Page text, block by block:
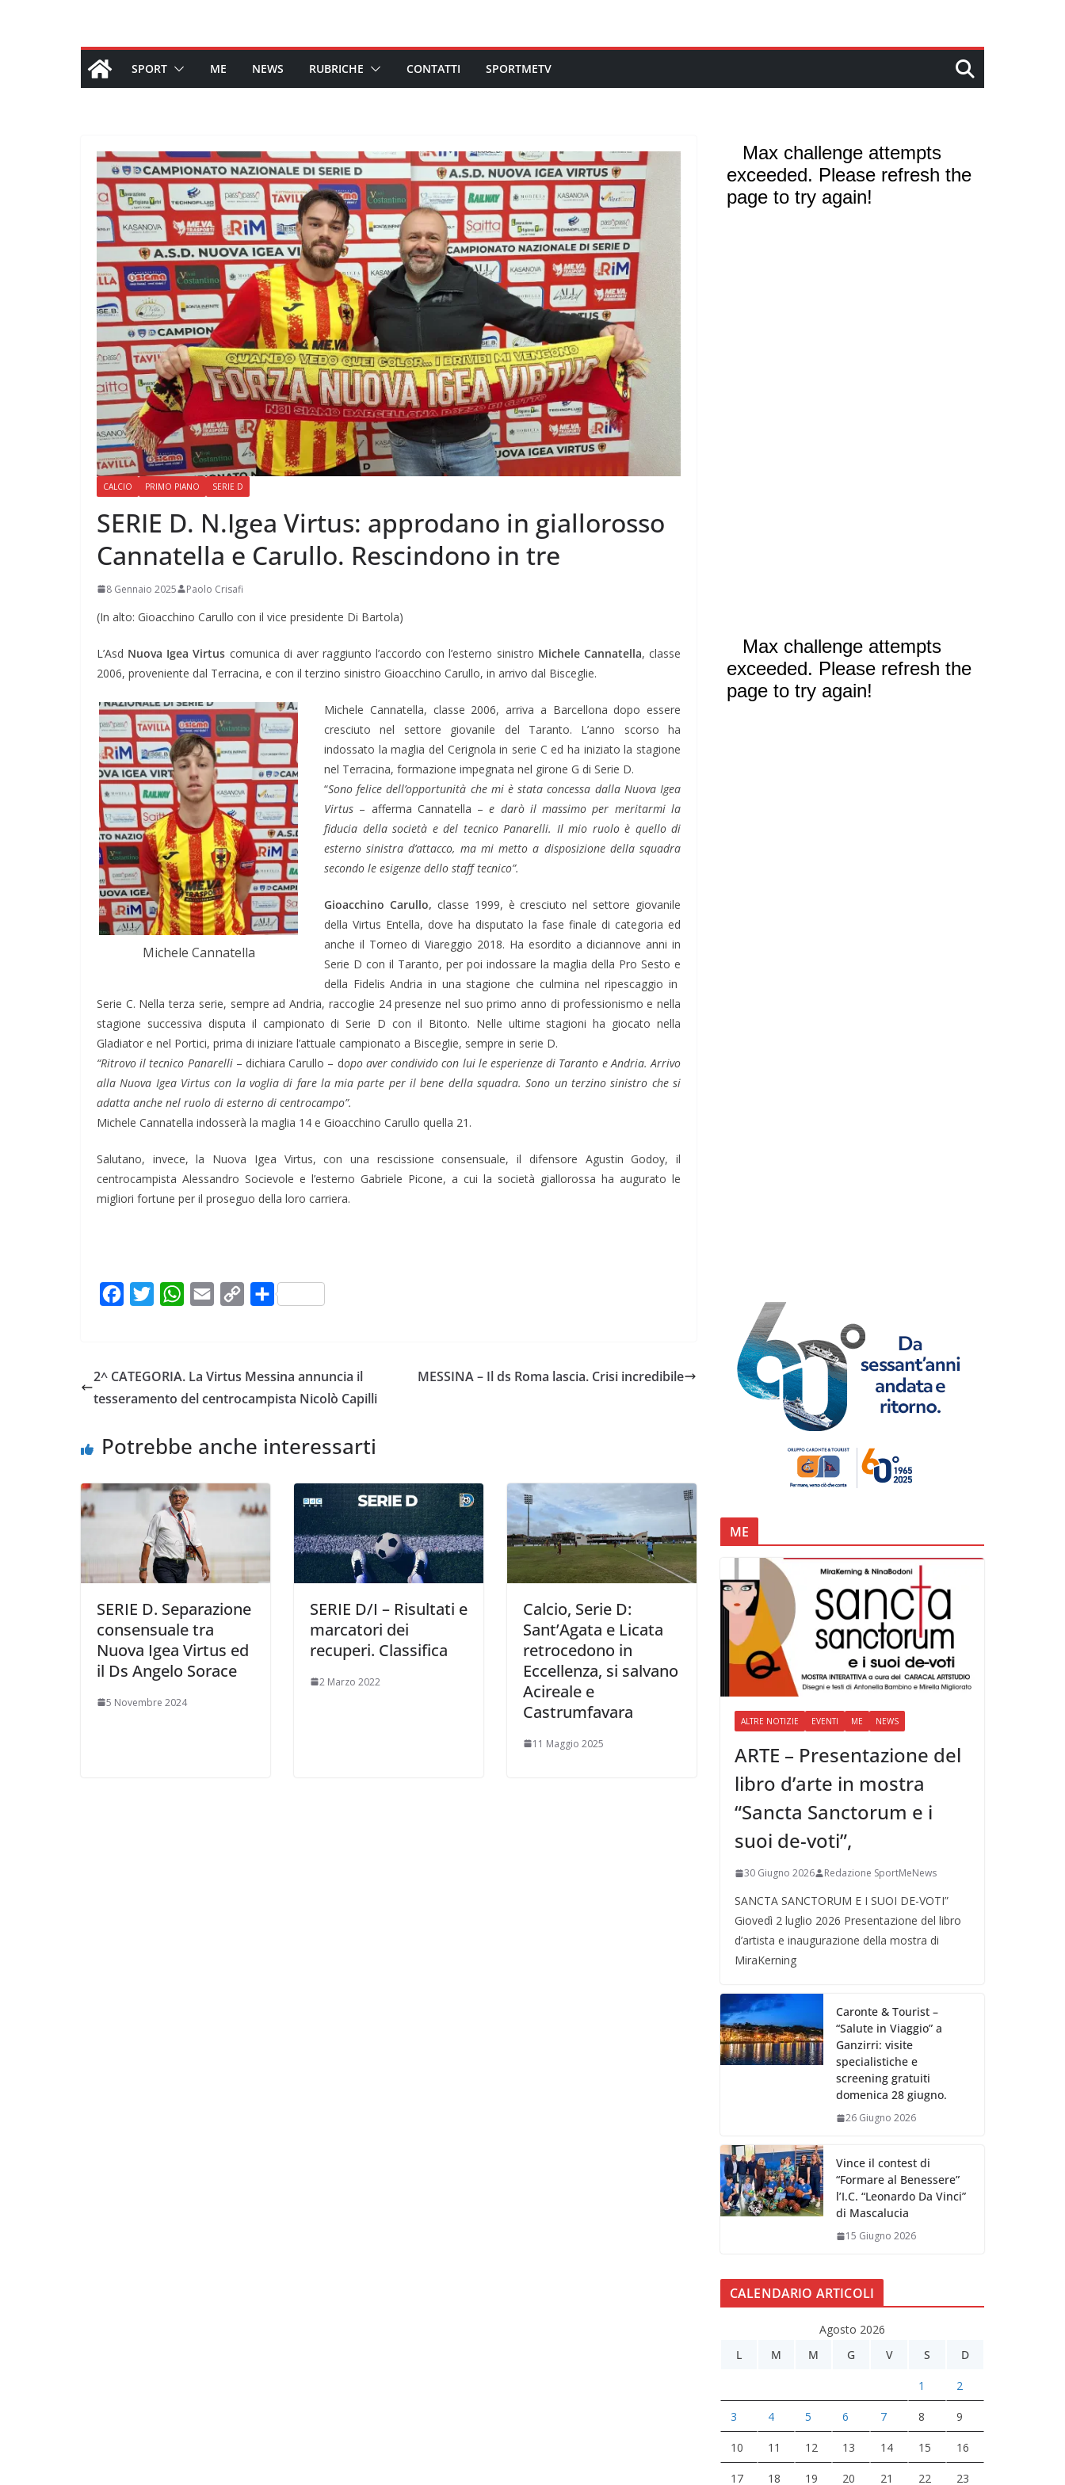
SPORT ME NEWS RUBRICHE CONTATTI SPORTMETV
CALCIO PRIMO PIANO SERIE D
SERIE D. N.Igea Virtus: approdano in giallorosso
Cannatella e Carullo. Rescindono in tre
8 Gennaio 2025 Paolo Crisafi
(In alto: Gioacchino Carullo con il vice presidente Di Bartola)
L’Asd Nuova Igea Virtus comunica di aver raggiunto l’accordo con l’esterno sinistro Michele Cannatella, classe
2006, proveniente dal Terracina, e con il terzino sinistro Gioacchino Carullo, in arrivo dal Bisceglie.
Michele Cannatella
Michele Cannatella, classe 2006, arriva a Barcellona dopo essere
cresciuto nel settore giovanile del Taranto. L’anno scorso ha
indossato la maglia del Cerignola in serie C ed ha iniziato la stagione
nel Terracina, formazione impegnata nel girone G di Serie D.
“Sono felice dell’opportunità che mi è stata concessa dalla Nuova Igea
Virtus – afferma Cannatella –e darò il massimo per meritarmi la
fiducia della società e del tecnico Panarelli. Il mio ruolo è quello di
esterno sinistra d’attacco, ma mi metto a disposizione della squadra
secondo le esigenze dello staff tecnico”.
Gioacchino Carullo, classe 1999, è cresciuto nel settore giovanile
della Virtus Entella, dove ha disputato la fase finale di categoria ed
anche il Torneo di Viareggio 2018. Ha esordito a diciannove anni in
Serie D con il Taranto, per poi indossare la maglia della Pro Sesto e
della Fidelis Andria in una stagione che culmina nel ripescaggio in
Serie C. Nella terza serie, sempre ad Andria, raccoglie 24 presenze nel suo primo anno di professionismo e nella
stagione successiva disputa il campionato di Serie D con il Bitonto. Nelle ultime stagioni ha giocato nella
Gladiator e nel Portici, prima di iniziare l’attuale campionato a Bisceglie, sempre in serie D.
“Ritrovo il tecnico Panarelli– dichiara Carullo – dopo aver condivido con lui le esperienze di Taranto e Andria. Arrivo
alla Nuova Igea Virtus con la voglia di fare la mia parte per il bene della squadra. Sono un terzino sinistro che si
adatta anche nel ruolo di esterno di centrocampo”.
Michele Cannatella indosserà la maglia 14 e Gioacchino Carullo quella 21.
Salutano, invece, la Nuova Igea Virtus, con una rescissione consensuale, il difensore Agustin Godoy, il
centrocampista Alessandro Socievole e l’esterno Gabriele Picone, a cui la società giallorossa ha augurato le
migliori fortune per il proseguo della loro carriera.
o
r
W
s
C
2^ CATEGORIA. La Virtus Messina annuncia il
tesseramento del centrocampista Nicolò Capilli
MESSINA – Il ds Roma lascia. Crisi incredibile
Potrebbe anche interessarti
SERIE D. Separazione
consensuale tra
Nuova Igea Virtus ed
il Ds Angelo Sorace
5 Novembre 2024
SERIE D/I – Risultati e
marcatori dei
recuperi. Classifica
2 Marzo 2022
Calcio, Serie D:
Sant’Agata e Licata
retrocedono in
Eccellenza, si salvano
Acireale e
Castrumfavara
11 Maggio 2025
ME
ALTRE NOTIZIE EVENTI ME NEWS
ARTE – Presentazione del
libro d’arte in mostra
“Sancta Sanctorum e i
suoi de-voti”,
30 Giugno 2026 Redazione SportMeNews
SANCTA SANCTORUM E I SUOI DE-VOTI”
Giovedì 2 luglio 2026 Presentazione del libro
d’artista e inaugurazione della mostra di
MiraKerning
Caronte & Tourist –
“Salute in Viaggio” a
Ganzirri: visite
specialistiche e
screening gratuiti
domenica 28 giugno.
26 Giugno 2026
Vince il contest di
“Formare al Benessere”
l’I.C. “Leonardo Da Vinci”
di Mascalucia
15 Giugno 2026
CALENDARIO ARTICOLI
Agosto 2026
L
M M G V S D
1 2
3 4 5 6 7 8 9
10 11 12 13 14 15 16
17 18 19 20 21 22 23